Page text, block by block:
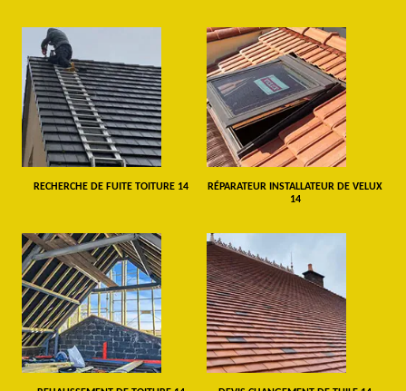
RECHERCHE DE FUITE TOITURE 14
RÉPARATEUR INSTALLATEUR DE VELUX
14